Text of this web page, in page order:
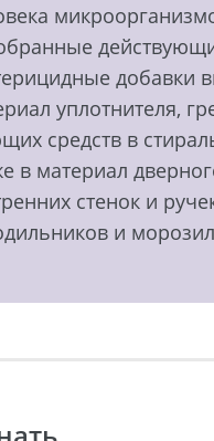
добавки
уплотнителя,
средств в
в материал
стенок и
и